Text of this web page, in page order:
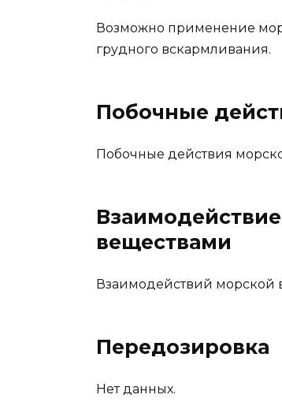
Возможно применение
грудного вскармливания.
Побочные
Побочные действия
веществами
Взаимодействий морской
Передозировка
Нет данных.